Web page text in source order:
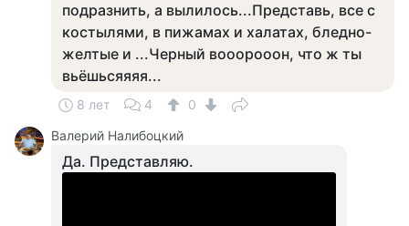
подразнить, а вылилось...Представь, все с
костылями, в пижамах и халатах, бледно-
желтые и ...Черный вооорооон, что ж ты
вьёшьсяяяя...
8 лет 4
0
Валерий Налибоцкий
Да. Представляю.